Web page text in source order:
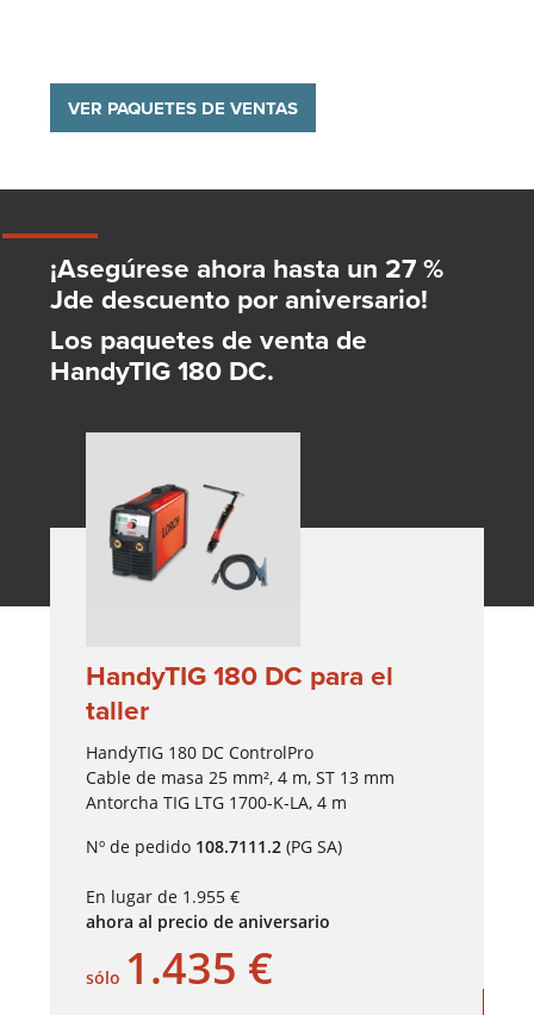
VER PAQUETES DE VENTAS
¡Asegúrese ahora hasta un 27 %
Jde descuento por aniversario!
Los paquetes de venta de
HandyTIG 180 DC.
HandyTIG 180 DC para el
taller
HandyTIG 180 DC ControlPro
Cable de masa 25 mm², 4 m, ST 13 mm
Antorcha TIG LTG 1700-K-LA, 4 m
Nº de pedido 108.7111.2(PG SA)
En lugar de 1.955 €
ahora al precio de aniversario
sólo 1.435 €